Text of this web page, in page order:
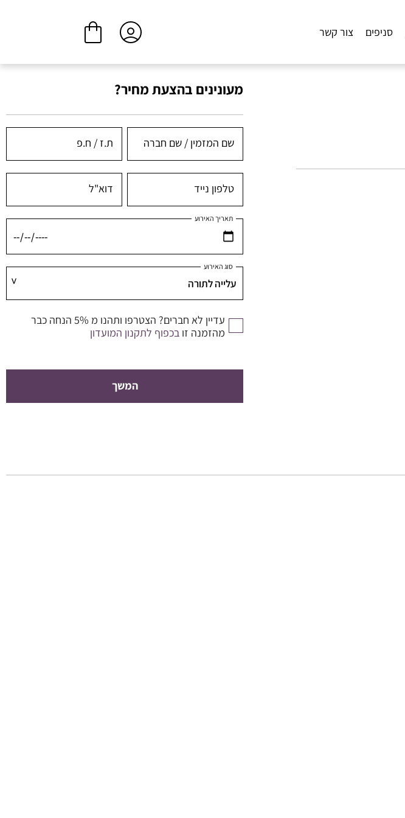
סניפים צור קשר
מעונינים בהצעת מחיר?
שם המזמין / שם חברה ת.ז / ח.פ
טלפון נייד דוא"ל
תאריך האירוע
סוג האירוע
עדיין לא חברים? הצטרפו ותהנו מ 5% הנחה כבר
מהזמנה זו בכפוף לתקנון המועדון
המשך